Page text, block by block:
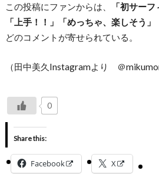
この投稿にファンからは、
「初サー
「上手！！」「めっちゃ、楽しそう」
どのコメントが寄せられている。
（田中美久Instagramより ＠
0
Share this:
Facebook X